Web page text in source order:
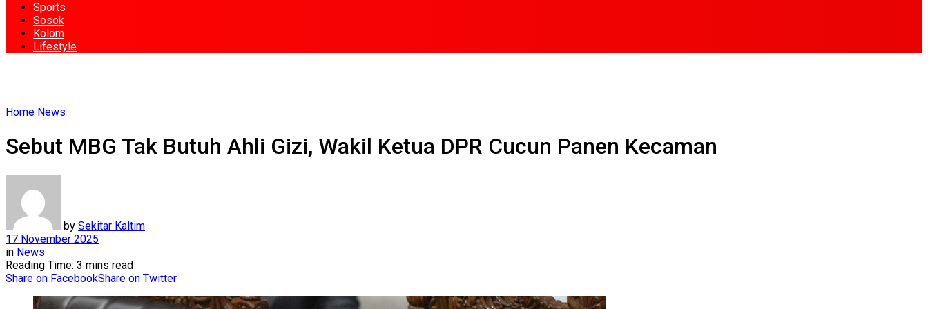
Sports
Sosok
Kolom
Lifestyle
Home News
Sebut MBG Tak Butuh Ahli Gizi, Wakil Ketua DPR Cucun Panen Kecaman
by Sekitar Kaltim
17 November 2025
in News
Reading Time: 3 mins read
Share on FacebookShare on Twitter